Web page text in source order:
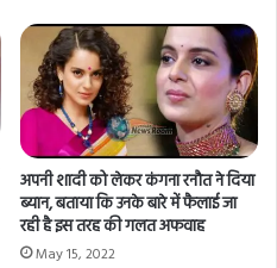
अपनी शादी को लेकर कंगना रनौत ने दिया
ब्यान, बताया कि उनके बारे में फैलाई जा
रही है इस तरह की गलत अफवाह
May 15, 2022